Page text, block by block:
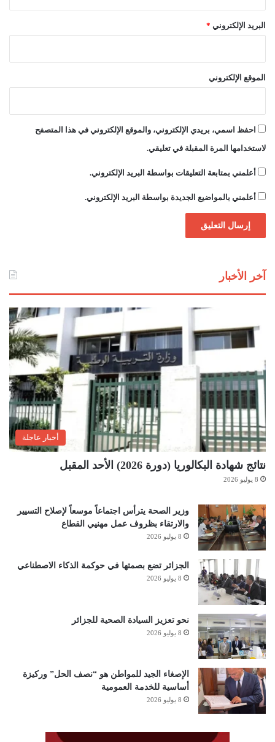
البريد الإلكتروني *
الموقع الإلكتروني
احفظ اسمي، بريدي الإلكتروني، والموقع الإلكتروني في هذا المتصفح
لاستخدامها المرة المقبلة في تعليقي.
أعلمني بمتابعة التعليقات بواسطة البريد الإلكتروني.
أعلمني بالمواضيع الجديدة بواسطة البريد الإلكتروني.
آخر الأخبار
أخبار عاجلة
نتائج شهادة البكالوريا (دورة 2026) الأحد المقبل
8 يوليو 2026
وزير الصحة يترأس اجتماعاً موسعاً لإصلاح التسيير
والارتقاء بظروف عمل مهنيي القطاع
8 يوليو 2026
الجزائر تضع بصمتها في حوكمة الذكاء الاصطناعي
8 يوليو 2026
نحو تعزيز السيادة الصحية للجزائر
8 يوليو 2026
الإصغاء الجيد للمواطن هو “نصف الحل” وركيزة
أساسية للخدمة العمومية
8 يوليو 2026